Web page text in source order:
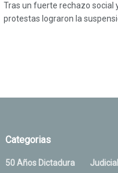
Tras un fuerte rechazo social
protestas lograron la
Categorias
50 Años Dictadura